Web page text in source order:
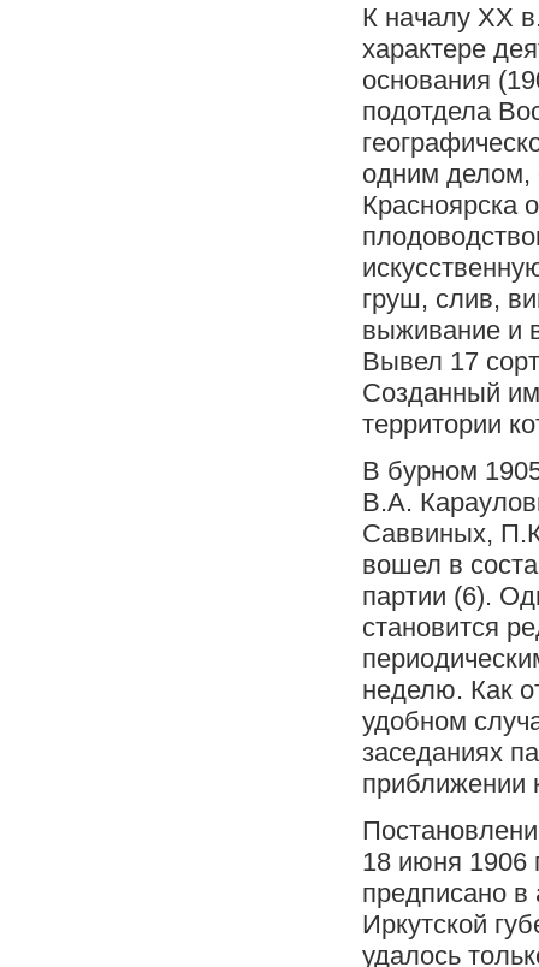
К началу ХХ
характере
основания
подотдела
одним делом,
Красноярска
груш, слив,
выживание и
Вывел 17
Созданный
территории
В бурном
В.А.
Саввиных,
вошел в
партии (6).
становится
неделю. Как
удобном
заседаниях
приближении
18 июня 1906
предписано в
Иркутской
удалось